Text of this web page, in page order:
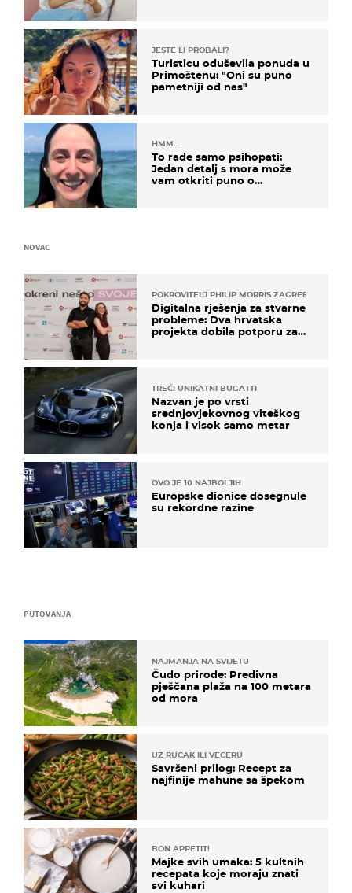
JESTE LI PROBALI?
Turisticu oduševila ponuda u
Primoštenu: "Oni su puno
pametniji od nas"
HMM…
To rade samo psihopati:
Jedan detalj s mora može
vam otkriti puno o
PUTOVANJA
NAJMANJA NA SVIJETU
Čudo prirode: Predivna
pješčana plaža na 100 metara
od mora
UZ RUČAK ILI VEČERU
Savršeni prilog: Recept za
najfinije mahune sa špekom
BON APPETIT!
Majke svih umaka: 5 kultnih
recepata koje moraju znati
svi kuhari
NOVAC
POKROVITELJ PHILIP MORRIS ZAGREB
Digitalna rješenja za stvarne
probleme: Dva hrvatska
projekta dobila potporu za
TREĆI UNIKATNI BUGATTI
Nazvan je po vrsti
srednjovjekovnog viteškog
konja i visok samo metar
OVO JE 10 NAJBOLJIH
Europske dionice dosegnule
su rekordne razine